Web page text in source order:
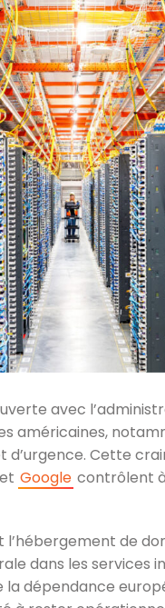
avec
américaines,
d’urgence. Cette
et Google contrôlent
de
dans les services
dépendance